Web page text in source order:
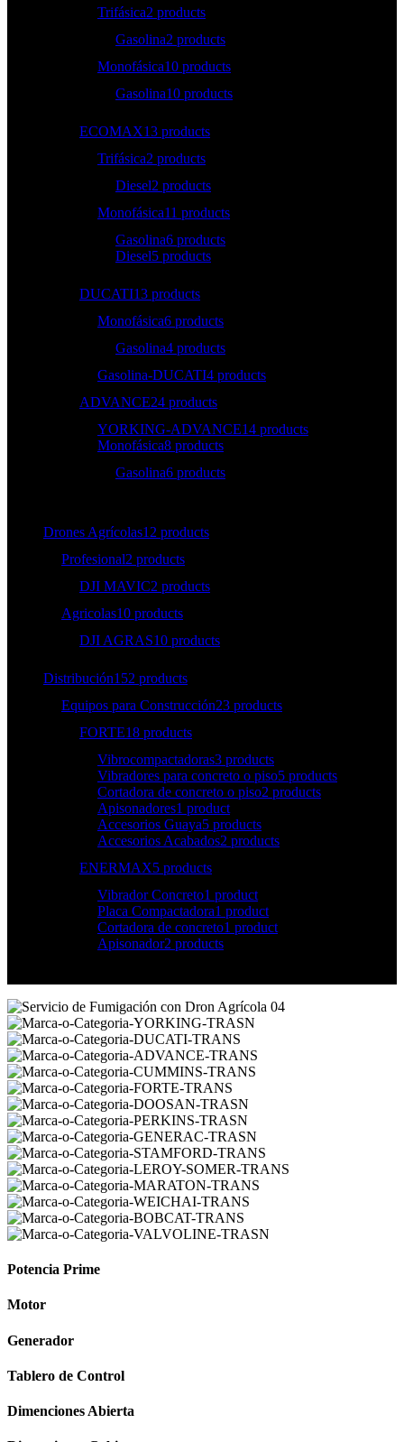
Trifásica2 products
Gasolina2 products
Monofásica10 products
Gasolina10 products
ECOMAX13 products
Trifásica2 products
Diesel2 products
Monofásica11 products
Gasolina6 products
Diesel5 products
DUCATI13 products
Monofásica6 products
Gasolina4 products
Gasolina-DUCATI4 products
ADVANCE24 products
YORKING-ADVANCE14 products
Monofásica8 products
Gasolina6 products
Drones Agrícolas12 products
Profesional2 products
DJI MAVIC2 products
Agricolas10 products
DJI AGRAS10 products
Distribución152 products
Equipos para Construcción23 products
FORTE18 products
Vibrocompactadoras3 products
Vibradores para concreto o piso5 products
Cortadora de concreto o piso2 products
Apisonadores1 product
Accesorios Guaya5 products
Accesorios Acabados2 products
ENERMAX5 products
Vibrador Concreto1 product
Placa Compactadora1 product
Cortadora de concreto1 product
Apisonador2 products
Potencia Prime
Motor
Generador
Tablero de Control
Dimenciones Abierta